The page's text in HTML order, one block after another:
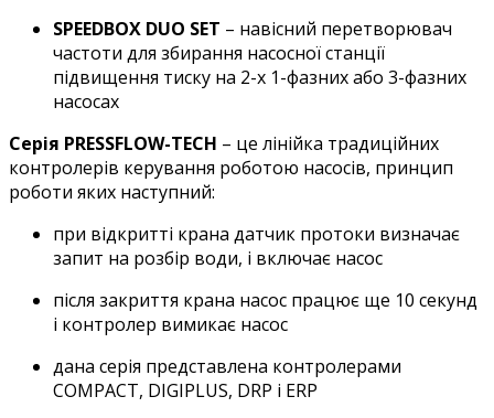
SPEEDBOX DUO SET – навісний перетворювач
частоти для збирання насосної станції
підвищення тиску на 2-х 1-фазних або 3-фазних
насосах
Серія PRESSFLOW-TECH – це лінійка традиційних
контролерів керування роботою насосів, принцип
роботи яких наступний:
при відкритті крана датчик протоки визначає
запит на розбір води, і включає насос
після закриття крана насос працює ще 10 секунд
і контролер вимикає насос
дана серія представлена контролерами
COMPACT, DIGIPLUS, DRP і ERP